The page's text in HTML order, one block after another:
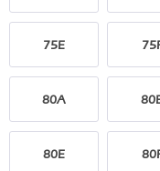
75E
80A
80E